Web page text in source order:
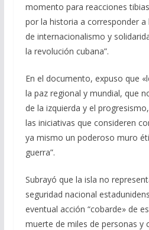
momento para reacciones
por la historia a corresponder a
de internacionalismo y
la revolución cubana”.
En el documento, expuso que
la paz regional y mundial, que
de la izquierda y el
las iniciativas que consideren
ya mismo un poderoso muro
guerra”.
Subrayó que la isla no
seguridad nacional
eventual acción “cobarde» de
muerte de miles de personas y